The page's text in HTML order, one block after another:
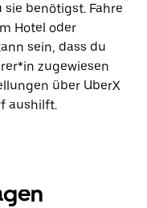
benötigst. Fahre
Hotel oder
sein, dass du
zugewiesen
über UberX
aushilft.